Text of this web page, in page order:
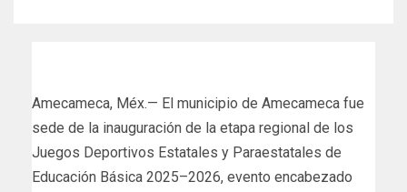
Amecameca, Méx.— El municipio de Amecameca fue
sede de la inauguración de la etapa regional de los
Juegos Deportivos Estatales y Paraestatales de
Educación Básica 2025–2026, evento encabezado